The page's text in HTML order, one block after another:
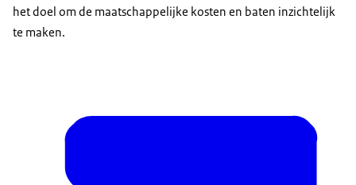
het doel om de maatschappelijke kosten en baten inzichtelijk
te maken.